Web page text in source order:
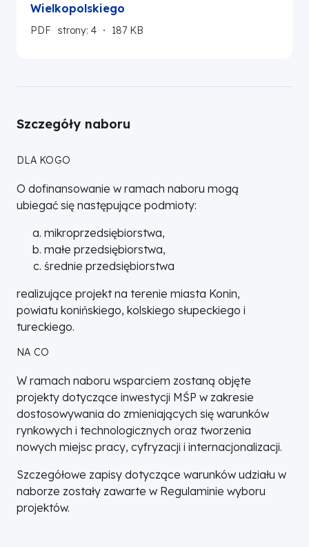
Wielkopolskiego
PDF strony: 4 187 KB
Szczegóły naboru
DLA KOGO
O dofinansowanie w ramach naboru mogą
ubiegać się następujące podmioty:
mikroprzedsiębiorstwa,
małe przedsiębiorstwa,
średnie przedsiębiorstwa
realizujące projekt na terenie miasta Konin,
powiatu konińskiego, kolskiego słupeckiego i
tureckiego.
NA CO
W ramach naboru wsparciem zostaną objęte
projekty dotyczące inwestycji MŚP w zakresie
dostosowywania do zmieniających się warunków
rynkowych i technologicznych oraz tworzenia
nowych miejsc pracy, cyfryzacji i internacjonalizacji.
Szczegółowe zapisy dotyczące warunków udziału w
naborze zostały zawarte w Regulaminie wyboru
projektów.